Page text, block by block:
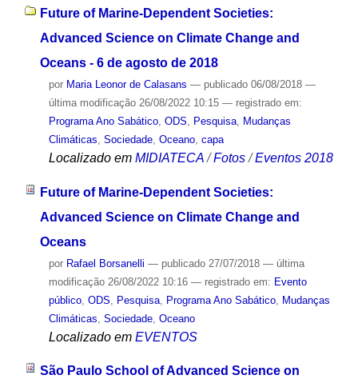
Future of Marine-Dependent Societies:
Advanced Science on Climate Change and
Oceans - 6 de agosto de 2018
por Maria Leonor de Calasans — publicado06/08/2018 —
última modificação26/08/2022 10:15 — registrado em:
Programa Ano Sabático, ODS Pesquisa,
Mudanças
Climáticas Sociedade, Oceano, capa
Localizado em MIDIATECA /Fotos /Eventos 2018
Future of Marine-Dependent Societies:
Advanced Science on Climate Change and
Oceans
por Rafael Borsanelli — publicado27/07/2018 — última
modificação26/08/2022 10:16 — registrado em: Evento
público, ODS Pesquisa, Programa Ano Sabático, Mudanças
Climáticas Sociedade, Oceano
Localizado em EVENTOS
São Paulo School of Advanced Science on